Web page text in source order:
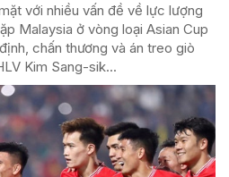
với nhiều vấn đề về lực lượng
Malaysia ở vòng loại Asian Cup
chấn thương và án treo giò
Kim Sang-sik...